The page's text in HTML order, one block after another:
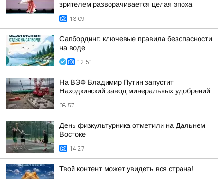
зрителем разворачивается целая эпоха
13:09
Сапбординг: ключевые правила безопасности
на воде
12:51
На ВЭФ Владимир Путин запустит
Находкинский завод минеральных удобрений
08:57
День физкультурника отметили на Дальнем
Востоке
14:27
Твой контент может увидеть вся страна!